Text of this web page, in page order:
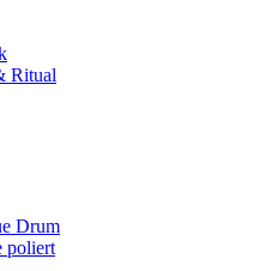
Ritual
Drum
poliert